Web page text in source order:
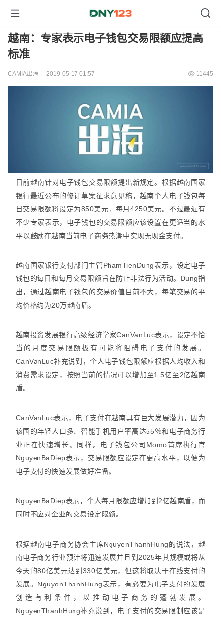
越南：专家表示电子钱包交易限额应提高
标准
CAMIA出海 2019-05-17 01:57 11445
日前越南针对电子钱包交易限额提出新规定。根据越南国家
银行最近公布的修订草案征求意见稿，越南个人电子钱包每
日交易限额将设定为850美元，每月4250美元。不过最近有
不少专家表示，电子钱包的交易限额应该设置在更适当的水
平以鼓励在越南当前电子商务热潮中实现无现金支付。
越南国家银行支付部门主管PhamTienDung表示，设定电子
钱包的每日和每月交易限额旨在防止非法行为活动。Dung指
出，通过越南电子钱包的交易价值目前不大，每笔交易的平
均价格约为20万越南盾。
越南投资发展银行高级经济学家CanVanLuc表示，设定不恰
当的月度交易限额极有可能将阻碍电子支付的发展。
CanVanLuc补充说到，个人电子钱包限额应根据人均收入和
消费需求设定，按照当前的情况可以增加至1.5亿至2亿越南
盾。
CanVanLuc表示，电子支付在越南具有巨大发展潜力，因为
该国的年轻人口多、智能手机用户率高达55％和电子商务行
业正在快速增长。同样，电子钱包公司Momo首席执行官
NguyenBaDiep表示，交易限额应设定在更高水平，以便为
电子支付的快速发展做好准备。
NguyenBaDiep表示，个人每月限额应增加到2亿越南盾，而
同时不应对企业的交易设定限额。
根据越南电子商务协会主席NguyenThanhHung的说法，越
南电子商务行业预计将迅速发展并且到2025年其规模或将从
今天的80亿美元达到330亿美元，但这将取决于在线支付的
发展。NguyenThanhHung表示，有必要为电子支付的发展
创造有利条件，以推动电子商务的蓬勃发展。
NguyenThanhHung补充说到，电子支付的交易限制应该是